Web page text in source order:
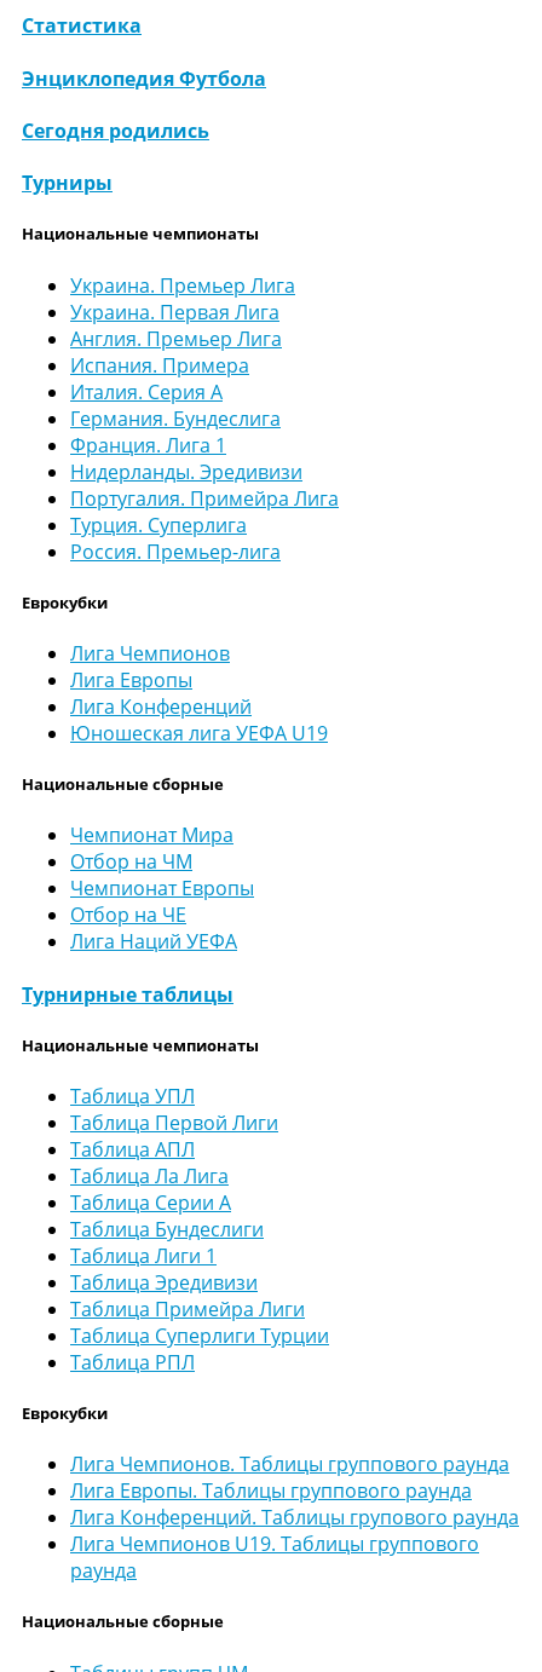
Статистика
Энциклопедия Футбола
Сегодня родились
Турниры
Национальные чемпионаты
Украина. Премьер Лига
Украина. Первая Лига
Англия. Премьер Лига
Испания. Примера
Италия. Серия А
Германия. Бундеслига
Франция. Лига 1
Нидерланды. Эредивизи
Португалия. Примейра Лига
Турция. Суперлига
Россия. Премьер-лига
Еврокубки
Лига Чемпионов
Лига Европы
Лига Конференций
Юношеская лига УЕФА U19
Национальные сборные
Чемпионат Мира
Отбор на ЧМ
Чемпионат Европы
Отбор на ЧЕ
Лига Наций УЕФА
Турнирные таблицы
Национальные чемпионаты
Таблица УПЛ
Таблица Первой Лиги
Таблица АПЛ
Таблица Ла Лига
Таблица Серии А
Таблица Бундеслиги
Таблица Лиги 1
Таблица Эредивизи
Таблица Примейра Лиги
Таблица Суперлиги Турции
Таблица РПЛ
Еврокубки
Лига Чемпионов. Таблицы группового раунда
Лига Европы. Таблицы группового раунда
Лига Конференций. Таблицы групового раунда
Лига Чемпионов U19. Таблицы группового
раунда
Национальные сборные